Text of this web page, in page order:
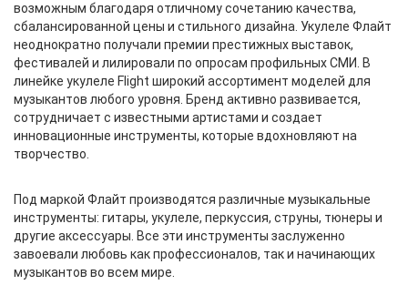
возможным благодаря отличному сочетанию качества,
сбалансированной цены и стильного дизайна. Укулеле Флайт
неоднократно получали премии престижных выставок,
фестивалей и лилировали по опросам профильных СМИ. В
линейке укулеле Flight широкий ассортимент моделей для
музыкантов любого уровня. Бренд активно развивается,
сотрудничает с известными артистами и создает
инновационные инструменты, которые вдохновляют на
творчество.
Под маркой Флайт производятся различные музыкальные
инструменты: гитары, укулеле, перкуссия, струны, тюнеры и
другие аксессуары. Все эти инструменты заслуженно
завоевали любовь как профессионалов, так и начинающих
музыкантов во всем мире.